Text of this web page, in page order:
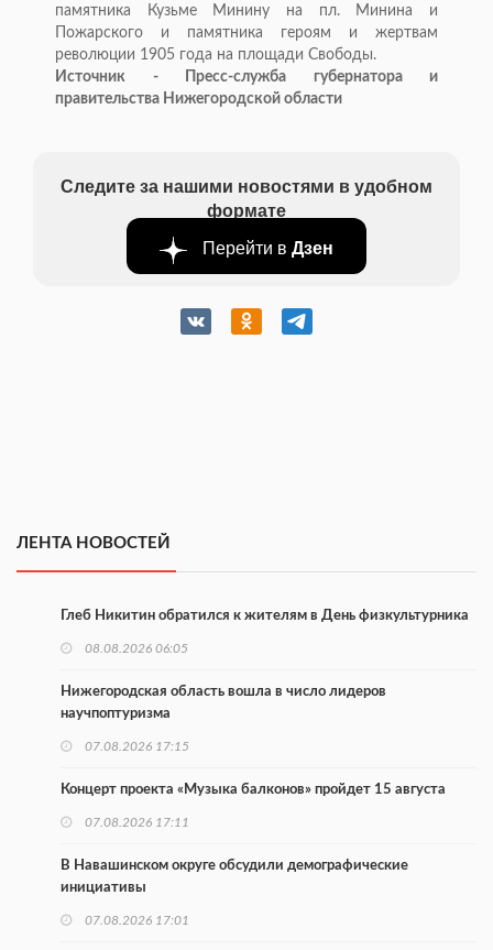
памятника Кузьме Минину на пл. Минина и
Пожарского и памятника героям и жертвам
революции 1905 года на площади Свободы.
Источник - Пресс-служба губернатора и
правительства Нижегородской области
Следите за нашими новостями в удобном
формате
Перейти в Дзен
ЛЕНТА НОВОСТЕЙ
Глеб Никитин обратился к жителям в День физкультурника
08.08.2026 06:05
Нижегородская область вошла в число лидеров
научпоптуризма
07.08.2026 17:15
Концерт проекта «Музыка балконов» пройдет 15 августа
07.08.2026 17:11
В Навашинском округе обсудили демографические
инициативы
07.08.2026 17:01